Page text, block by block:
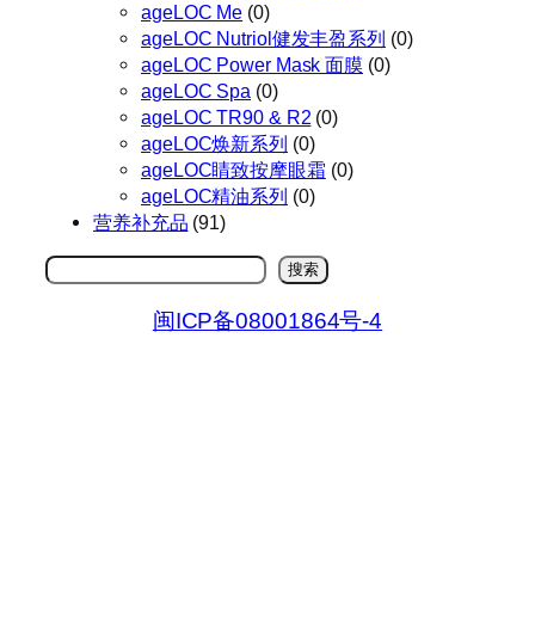
ageLOC Me (0)
ageLOC Nutriol健发丰盈系列 (0)
ageLOC Power Mask 面膜 (0)
ageLOC Spa (0)
ageLOC TR90 & R2 (0)
ageLOC焕新系列 (0)
ageLOC睛致按摩眼霜 (0)
ageLOC精油系列 (0)
营养补充品 (91)
搜
搜索
闽ICP备08001864号-4